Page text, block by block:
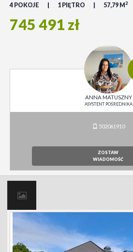
4 POKOJE 1 PIĘTRO 57,79 M 2
745 491 zł
ANNA MATUSZNY
ASYSTENT POŚREDNIKA
502061910
ZOSTAW
WIADOMOŚĆ